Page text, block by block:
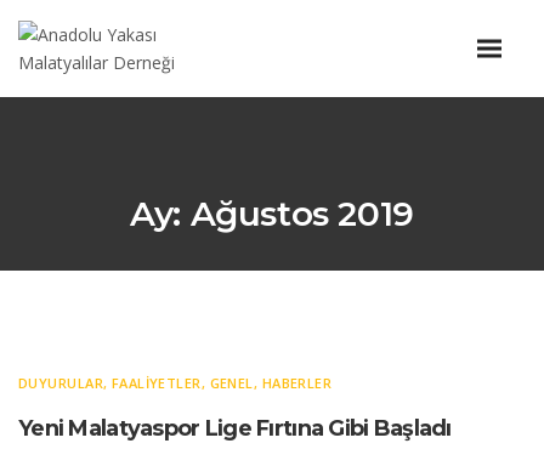
Ay: Ağustos 2019
DUYURULAR, FAALIYETLER, GENEL, HABERLER
Yeni Malatyaspor Lige Fırtına Gibi Başladı